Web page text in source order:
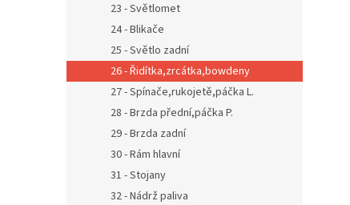
23 - Světlomet
24 - Blikače
25 - Světlo zadní
26 - Řidítka,zrcátka,bowdeny
27 - Spínače,rukojetě,páčka L.
28 - Brzda přední,páčka P.
29 - Brzda zadní
30 - Rám hlavní
31 - Stojany
32 - Nádrž paliva